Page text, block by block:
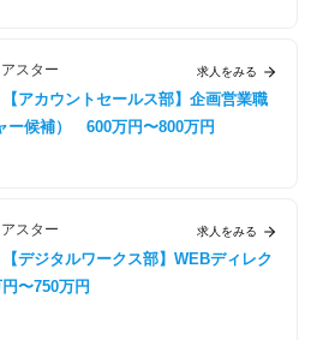
スター
アカウントセールス部】企画営業職
ー候補）
600万円〜800万円
求人をみる
スター
デジタルワークス部】WEBディレク
〜750万円
求人をみる